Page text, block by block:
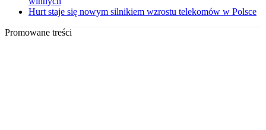
Hurt staje się nowym silnikiem wzrostu telekomów w Polsce
Promowane treści